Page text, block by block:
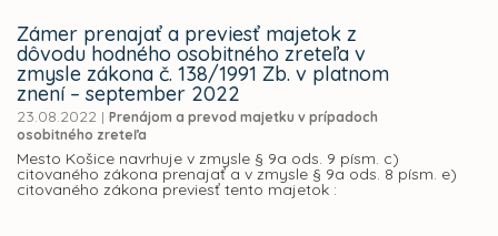
Zámer prenajať a previesť majetok z
dôvodu hodného osobitného zreteľa v
zmysle zákona č. 138/1991 Zb. v platnom
znení – september 2022
23.08.2022 | Prenájom a prevod majetku v prípadoch
osobitného zreteľa
Mesto Košice navrhuje v zmysle § 9a ods. 9 písm. c)
citovaného zákona prenajať a v zmysle § 9a ods. 8 písm. e)
citovaného zákona previesť tento majetok :